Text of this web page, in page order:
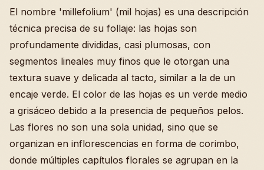
El nombre 'millefolium' (mil hojas) es una descripción
técnica precisa de su follaje: las hojas son
profundamente divididas, casi plumosas, con
segmentos lineales muy finos que le otorgan una
textura suave y delicada al tacto, similar a la de un
encaje verde. El color de las hojas es un verde medio
a grisáceo debido a la presencia de pequeños pelos.
Las flores no son una sola unidad, sino que se
organizan en inflorescencias en forma de corimbo,
donde múltiples capítulos florales se agrupan en la